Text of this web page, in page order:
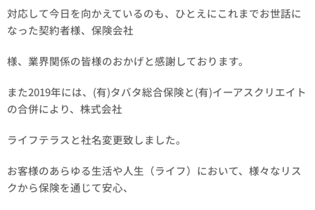
対応して今日を向かえているのも、ひとえにこれまでお世話に
なった契約者様、保険会社
様、業界関係の皆様のおかげと感謝しております。
また2019年には、(有)タバタ総合保険と(有)イーアスクリエイト
の合併により、株式会社
ライフテラスと社名変更致しました。
お客様のあらゆる生活や人生（ライフ）において、様々なリス
クから保険を通じて安心、